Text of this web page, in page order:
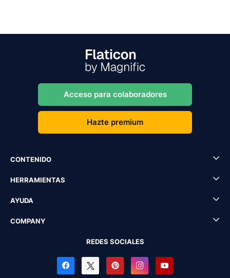
Acceso para colaboradores
Hazte premium
CONTENIDO
HERRAMIENTAS
AYUDA
COMPANY
REDES SOCIALES